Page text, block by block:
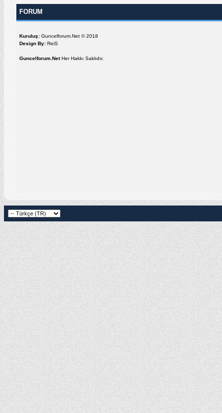
FORUM
Kuruluş: Guncelforum.Net © 2018
Design By: ReiS
Guncelforum.NetHer Hakkı Saklıdır.